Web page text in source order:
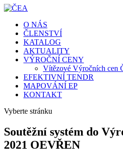
O NÁS
ČLENSTVÍ
KATALOG
AKTUALITY
VÝROČNÍ CENY
Vítězové Výročních cen
EFEKTIVNÍ TENDR
MAPOVÁNÍ EP
KONTAKT
Vyberte stránku
Soutěžní systém do
2021 OEVŘEN